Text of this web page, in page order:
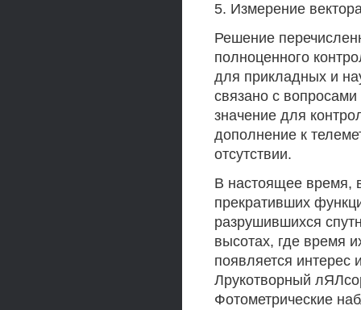
5. Измерение
Решение
полноценного
для прикладных и
связано с
значение для
дополнение к
отсутствии.
В настоящее время,
прекративших
разрушившихся
высотах, где время
появляется интерес
Лрукотворный
Фотометрические